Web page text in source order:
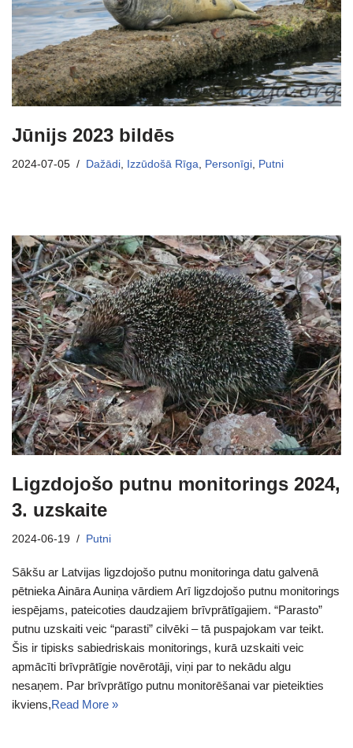
Jūnijs 2023 bildēs
2024-07-05 Dažādi, Izzūdošā Rīga, Personīgi, Putni
Ligzdojošo putnu monitorings 2024,
3. uzskaite
2024-06-19 Putni
Sākšu ar Latvijas ligzdojošo putnu monitoringa datu galvenā
pētnieka Aināra Auniņa vārdiem Arī ligzdojošo putnu monitorings
iespējams, pateicoties daudzajiem brīvprātīgajiem. “Parasto”
putnu uzskaiti veic “parasti” cilvēki – tā puspajokam var teikt.
Šis ir tipisks sabiedriskais monitorings, kurā uzskaiti veic
apmācīti brīvprātīgie novērotāji, viņi par to nekādu algu
nesaņem. Par brīvprātīgo putnu monitorēšanai var pieteikties
ikviens,Read More »